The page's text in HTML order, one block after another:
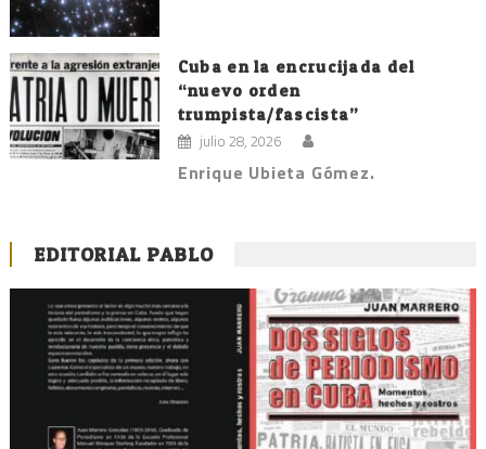
Cuba en la encrucijada del
“nuevo orden
trumpista/fascista”
julio 28, 2026
Enrique Ubieta Gómez.
EDITORIAL PABLO